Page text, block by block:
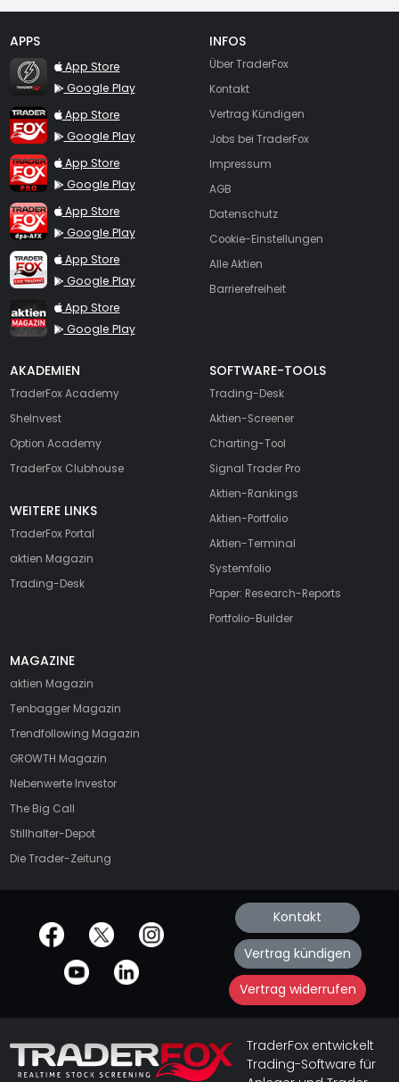
APPS
TraderFox Flash
App Store
Google Play
TraderFox App
App Store
Google Play
TraderFox Pro
App Store
Google Play
TraderFox dpa-AFX ProFeed
App Store
Google Play
TraderFox Live Trading
App Store
Google Play
TraderFox aktien Magazin
App Store
Google Play
INFOS
Über TraderFox
Kontakt
Vertrag Kündigen
Jobs bei TraderFox
Impressum
AGB
Datenschutz
Cookie-Einstellungen
Alle Aktien
Barrierefreiheit
AKADEMIEN
TraderFox Academy
SheInvest
Option Academy
TraderFox Clubhouse
WEITERE LINKS
TraderFox Portal
aktien Magazin
Trading-Desk
SOFTWARE-TOOLS
Trading-Desk
Aktien-Screener
Charting-Tool
Signal Trader Pro
Aktien-Rankings
Aktien-Portfolio
Aktien-Terminal
Systemfolio
Paper: Research-Reports
Portfolio-Builder
MAGAZINE
aktien Magazin
Tenbagger Magazin
Trendfollowing Magazin
GROWTH Magazin
Nebenwerte Investor
The Big Call
Stillhalter-Depot
Die Trader-Zeitung
offizielle Social Media-Accounts Kontakt
Vertrag kündigen
Vertrag widerrufen
TraderFox entwickelt
Trading-Software für